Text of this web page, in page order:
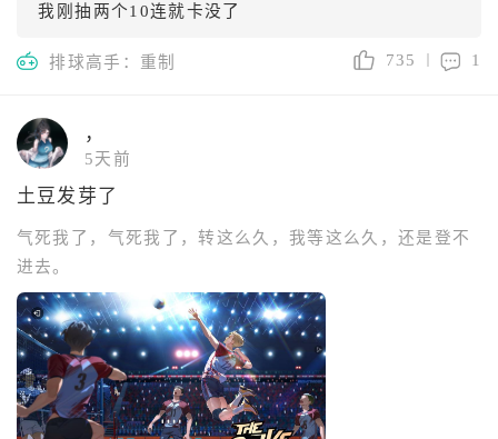
我刚抽两个10连就卡没了
排球高手：重制 735 1
，
5天前
土豆发芽了
气死我了，气死我了，转这么久，我等这么久，还是登不
进去。